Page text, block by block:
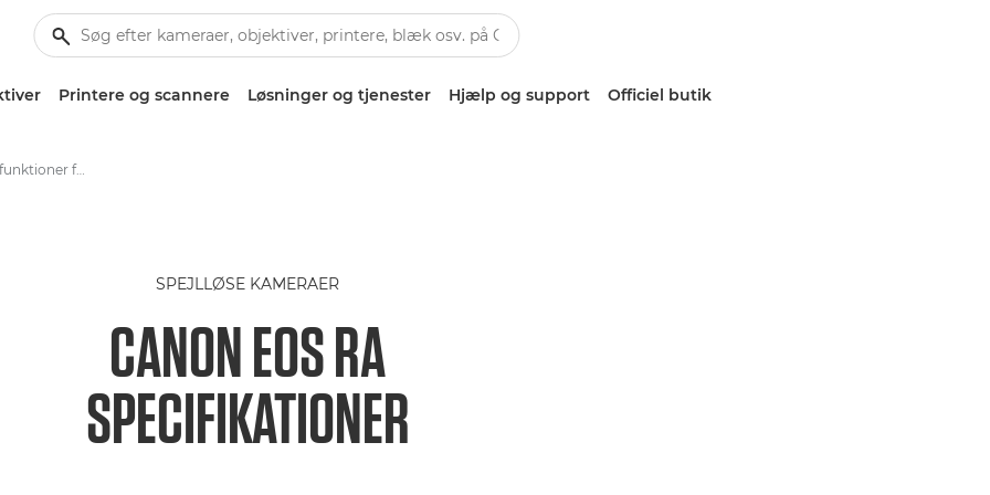
Printere og scannere Løsninger og tjenester Hjælp og support Officiel butik
Specifikationer og funktioner for Canon EOS Ra
SPEJLLØSE KAMERAER
CANON EOS RA
SPECIFIKATIONER